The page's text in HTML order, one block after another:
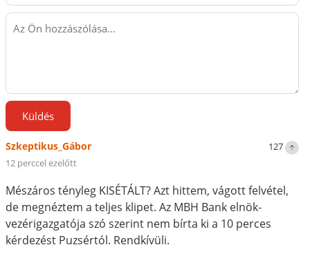
Küldés
127
Szkeptikus_Gábor
12 perccel ezelőtt
Mészáros tényleg KISÉTÁLT? Azt hittem, vágott felvétel,
de megnéztem a teljes klipet. Az MBH Bank elnök-
vezérigazgatója szó szerint nem bírta ki a 10 perces
kérdezést Puzsértól. Rendkívüli.